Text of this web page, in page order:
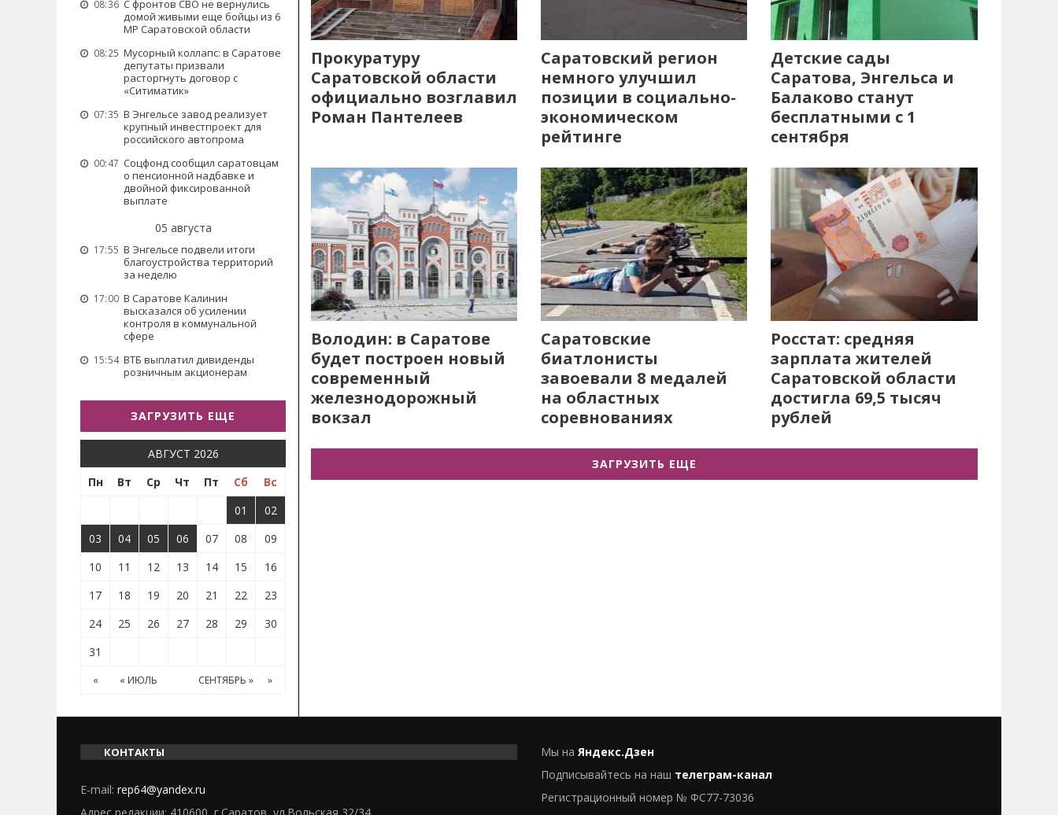
08:36 С фронтов СВО не вернулись
домой живыми еще бойцы из 6
МР Саратовской области
08:25 Мусорный коллапс: в Саратове
депутаты призвали
расторгнуть договор с
«Ситиматик»
07:35 В Энгельсе завод реализует
крупный инвестпроект для
российского автопрома
00:47 Соцфонд сообщил саратовцам
о пенсионной надбавке и
двойной фиксированной
выплате
05 августа
17:55 В Энгельсе подвели итоги
благоустройства территорий
за неделю
17:00 В Саратове Калинин
высказался об усилении
контроля в коммунальной
сфере
15:54 ВТБ выплатил дивиденды
розничным акционерам
ЗАГРУЗИТЬ ЕЩЕ
АВГУСТ 2026
Пн
Вт Ср Чт Пт Сб
Вс
01
02
03
04 05 06 07 08
09
10
11 12 13 14 15
16
17
18 19 20 21 22
23
24
25 26 27 28 29
30
31
« « ИЮЛЬ СЕНТЯБРЬ » »
Прокуратуру
Саратовской области
официально возглавил
Роман Пантелеев
Саратовский регион
немного улучшил
позиции в социально-
экономическом
рейтинге
Детские сады
Саратова, Энгельса и
Балаково станут
бесплатными с 1
сентября
Володин: в Саратове
будет построен новый
современный
железнодорожный
вокзал
Саратовские
биатлонисты
завоевали 8 медалей
на областных
соревнованиях
Росстат: средняя
зарплата жителей
Саратовской области
достигла 69,5 тысяч
рублей
ЗАГРУЗИТЬ ЕЩЕ
КОНТАКТЫ
E-mail: rep64@yandex.ru
Мы на Яндекс.Дзен
Подписывайтесь на наш телеграм-канал
Регистрационный номер № ФС77-73036